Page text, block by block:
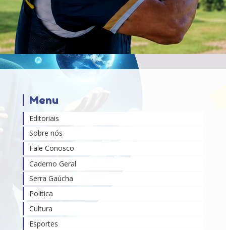
Menu
Editoriais
Sobre nós
Fale Conosco
Caderno Geral
Serra Gaúcha
Política
Cultura
Esportes